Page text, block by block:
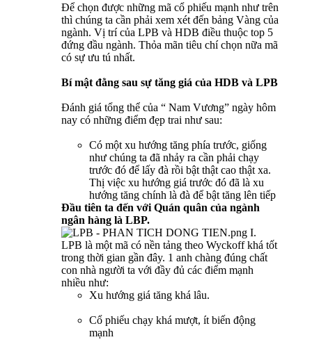
Để chọn được những mã cổ phiếu mạnh như trên
thì chúng ta cần phải xem xét đến bảng Vàng của
ngành. Vị trí của LPB và HDB điều thuộc top 5
đứng đầu ngành. Thỏa mãn tiêu chí chọn nữa mã
có sự ưu tú nhất.
Bí mật đằng sau sự tăng giá của HDB và LPB
Đánh giá tổng thể của “ Nam Vương” ngày hôm
nay có những điểm đẹp trai như sau:
Có một xu hướng tăng phía trước, giống
như chúng ta đã nhảy ra cần phải chạy
trước đó để lấy đà rồi bật thật cao thật xa.
Thị việc xu hướng giá trước đó đã là xu
hướng tăng chính là đà để bật tăng lên tiếp
Đầu tiên ta đến với Quán quân của ngành
ngân hàng là LBP.
I.
LPB là một mã có nền tảng theo Wyckoff khá tốt
trong thời gian gần đây. 1 anh chàng đúng chất
con nhà người ta với đầy đủ các điểm mạnh
nhiều như:
Xu hướng giá tăng khá lâu.
Cổ phiếu chạy khá mượt, ít biến động
mạnh